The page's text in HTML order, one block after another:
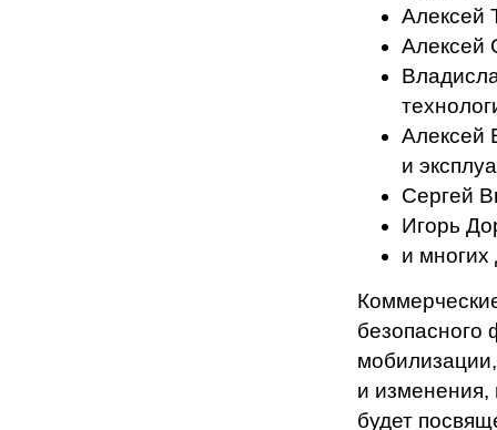
Алексей
Алексей
Алексей
и
Сергей
Игорь
и многих
безопасного
и изменения,
будет